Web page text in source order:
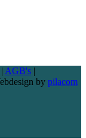
| AGB's |
by pilacom